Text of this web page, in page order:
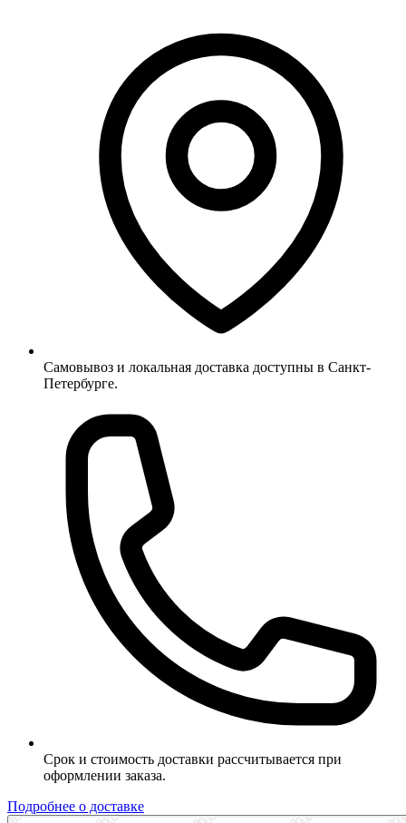
Самовывоз и локальная доставка доступны в Санкт-
Петербурге.
Срок и стоимость доставки рассчитывается при
оформлении заказа.
Подробнее о доставке